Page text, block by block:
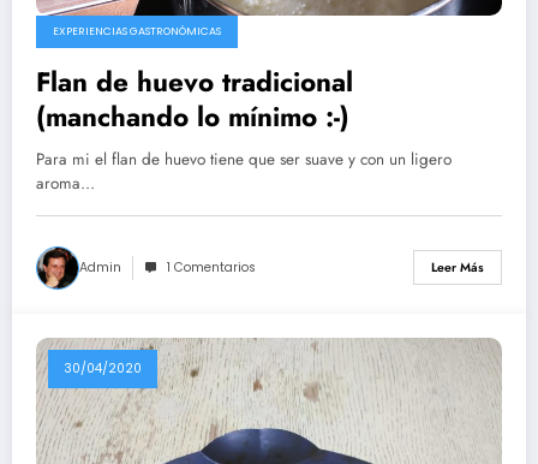
EXPERIENCIAS GASTRONÓMICAS
Flan de huevo tradicional
(manchando lo mínimo :-)
Para mi el flan de huevo tiene que ser suave y con un ligero
aroma…
Admin 1 Comentarios Leer Más
30/04/2020